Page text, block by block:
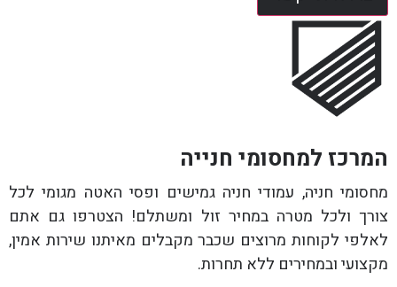
המרכז למחסומי חנייה
מחסומי חניה, עמודי חניה גמישים ופסי האטה מגומי לכל
צורך ולכל מטרה במחיר זול ומשתלם! הצטרפו גם אתם
לאלפי לקוחות מרוצים שכבר מקבלים מאיתנו שירות אמין,
מקצועי ובמחירים ללא תחרות.